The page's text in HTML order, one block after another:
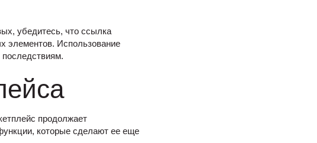
убедитесь, что ссылка
элементов. Использование
продолжает
которые сделают ее еще